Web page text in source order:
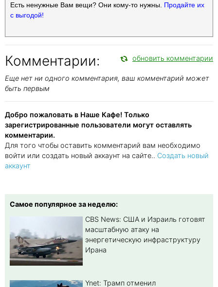
Есть ненужные Вам вещи? Они кому-то нужны. Продайте их
с выгодой!
Комментарии: обновить комментарии
Еще нет ни одного комментария, ваш комментарий может
быть первым
Добро пожаловать в Наше Кафе! Только
зарегистрированные пользователи могут оставлять
комментарии.
Для того чтобы оставить комментарий вам необходимо
войти или создать новый аккаунт на сайте.. Создать новый
аккаунт
Самое популярное за неделю:
CBS News: США и Израиль готовят
масштабную атаку на
энергетическую инфраструктуру
Ирана
Ynet: Трамп отменил